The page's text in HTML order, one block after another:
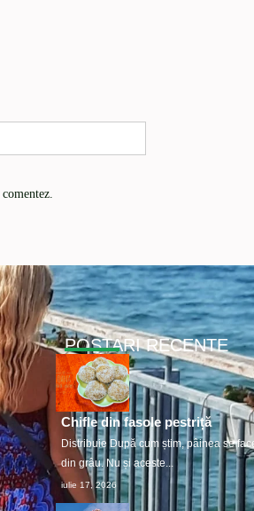
POSTARI RECENTE
Chifle din fasole pestriță
Distribuie După cum știm, pâinea se
din grâu. Nu și aceste...
iulie 17, 2026